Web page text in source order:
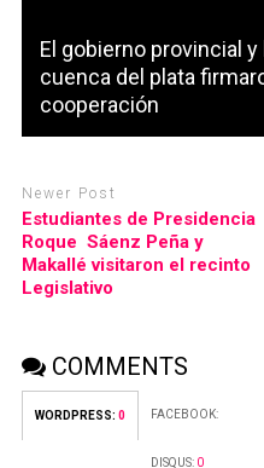
El gobierno provincial
cuenca del plata
cooperación
Newer Post
Estudiantes de Presidencia
Roque Sáenz Peña y
Makallé visitaron el recinto
Legislativo
COMMENTS
WORDPRESS: 0 FACEBOOK:
DISQUS: 0